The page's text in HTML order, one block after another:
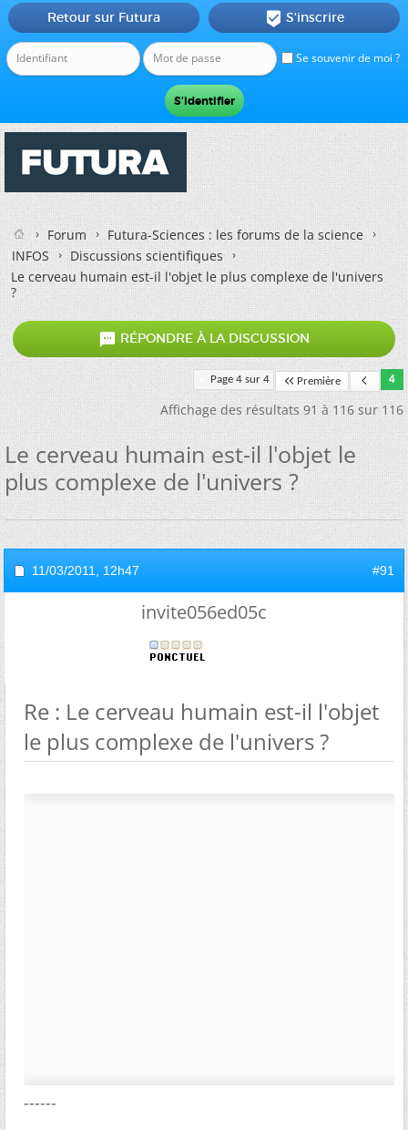
Se souvenir de moi ?
Retour sur Futura  S'inscrire
Forum
Futura-Sciences : les forums de la science
INFOS
Discussions scientifiques
Le cerveau humain est-il l'objet le plus complexe de l'univers
?
 RÉPONDRE À LA DISCUSSION
Page 4 sur 4 Première 4
Affichage des résultats 91 à 116 sur 116
Le cerveau humain est-il l'objet le
plus complexe de l'univers ?
11/03/2011, 12h47 #91
invite056ed05c
Re : Le cerveau humain est-il l'objet
le plus complexe de l'univers ?
------